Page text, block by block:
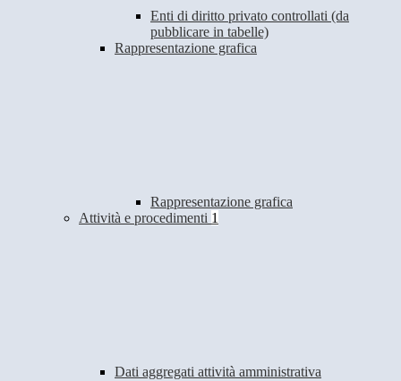
Enti di diritto privato controllati (da
pubblicare in tabelle)
Rappresentazione grafica
Rappresentazione grafica
Attività e procedimenti 1
Dati aggregati attività amministrativa